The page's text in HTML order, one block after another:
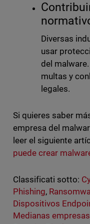
Diversas
usar
del
multas y
legales.
Si quieres saber
empresa del
leer el siguiente
puede crear
Classificati sotto:
Phishing,
Dispositivos
Medianas empresas